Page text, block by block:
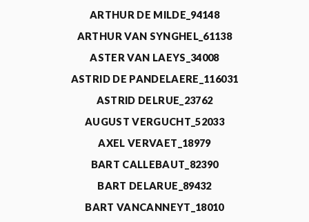
ARTHUR DE MILDE_94148
ARTHUR VAN SYNGHEL_61138
ASTER VAN LAEYS_34008
ASTRID DE PANDELAERE_116031
ASTRID DELRUE_23762
AUGUST VERGUCHT_52033
AXEL VERVAET_18979
BART CALLEBAUT_82390
BART DELARUE_89432
BART VANCANNEYT_18010